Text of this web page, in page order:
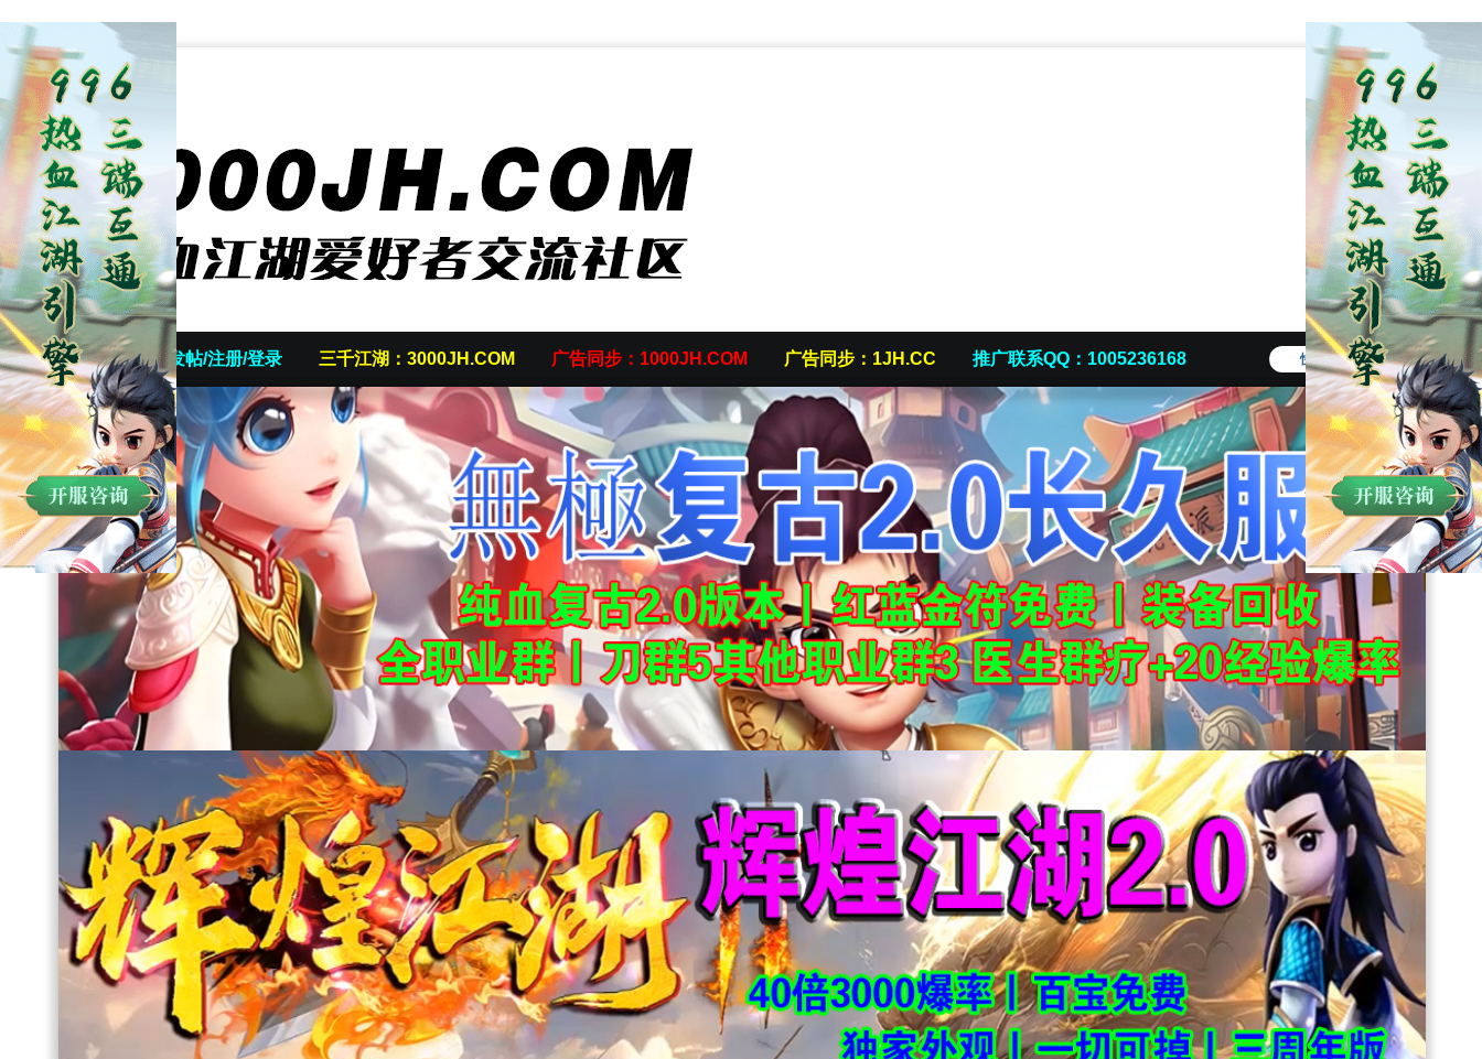
快捷导航
首页 发帖/注册/登录 三千江湖：3000JH.COM 广告同步：1000JH.COM 广告同步：1JH.CC 推广联系QQ：1005236168